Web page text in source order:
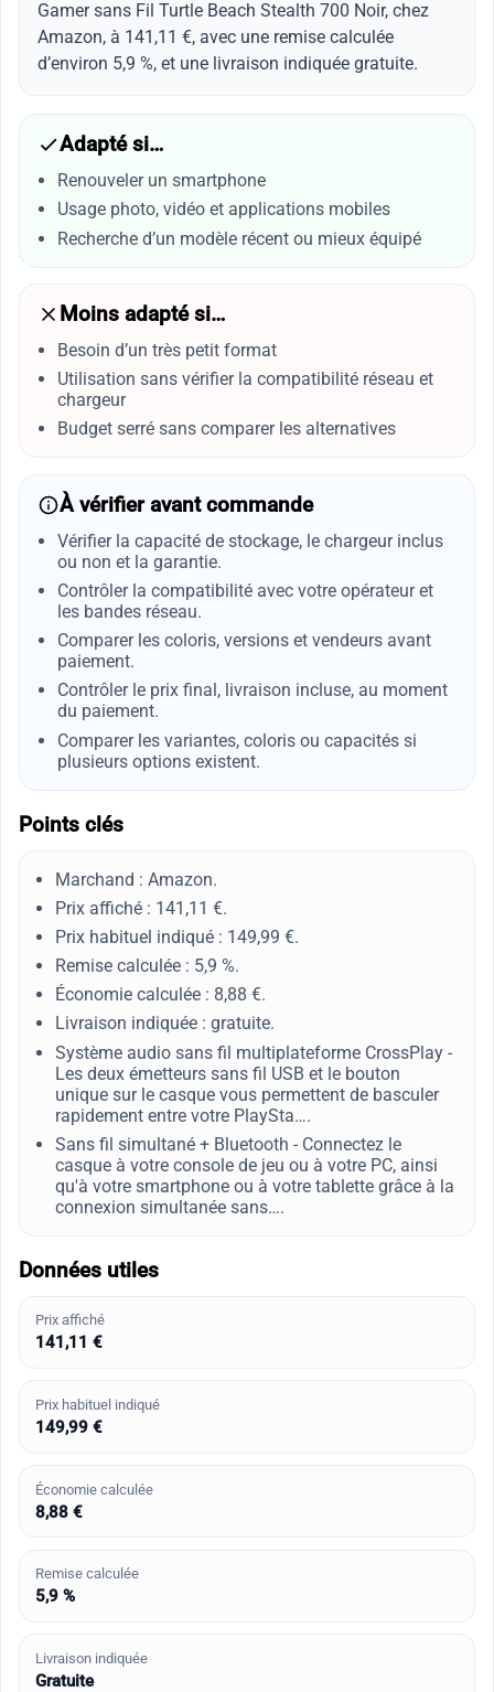
Gamer sans Fil Turtle Beach Stealth 700 Noir, chez
Amazon, à 141,11 €, avec une remise calculée
d’environ 5,9 %, et une livraison indiquée gratuite.
Adapté si…
Renouveler un smartphone
Usage photo, vidéo et applications mobiles
Recherche d’un modèle récent ou mieux équipé
Moins adapté si…
Besoin d’un très petit format
Utilisation sans vérifier la compatibilité réseau et
chargeur
Budget serré sans comparer les alternatives
À vérifier avant commande
Vérifier la capacité de stockage, le chargeur inclus
ou non et la garantie.
Contrôler la compatibilité avec votre opérateur et
les bandes réseau.
Comparer les coloris, versions et vendeurs avant
paiement.
Contrôler le prix final, livraison incluse, au moment
du paiement.
Comparer les variantes, coloris ou capacités si
plusieurs options existent.
Points clés
Marchand : Amazon.
Prix affiché : 141,11 €.
Prix habituel indiqué : 149,99 €.
Remise calculée : 5,9 %.
Économie calculée : 8,88 €.
Livraison indiquée : gratuite.
Système audio sans fil multiplateforme CrossPlay -
Les deux émetteurs sans fil USB et le bouton
unique sur le casque vous permettent de basculer
rapidement entre votre PlaySta….
Sans fil simultané + Bluetooth - Connectez le
casque à votre console de jeu ou à votre PC, ainsi
qu'à votre smartphone ou à votre tablette grâce à la
connexion simultanée sans….
Données utiles
Prix affiché
141,11 €
Prix habituel indiqué
149,99 €
Économie calculée
8,88 €
Remise calculée
5,9 %
Livraison indiquée
Gratuite